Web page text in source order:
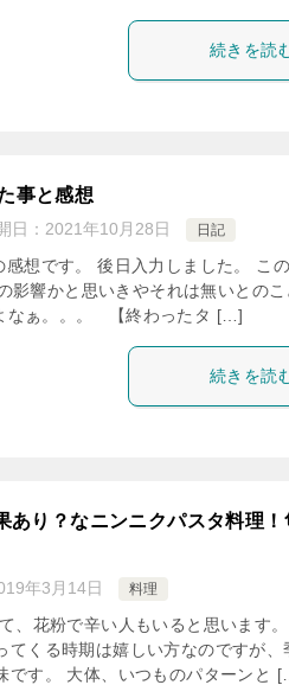
続きを読
事と感想
日： 2021年10月28日 日記
感想です。 後日入力しました。 こ
影響かと思いきやそれは無いとのこ
なぁ。。。 【終わったタ […]
続きを読
あり？なニンニクパスタ料理
年3月14日 料理
、花粉で辛い人もいると思います
くる時期は嬉しい方なのですが、
です。 大体、いつものパターンと